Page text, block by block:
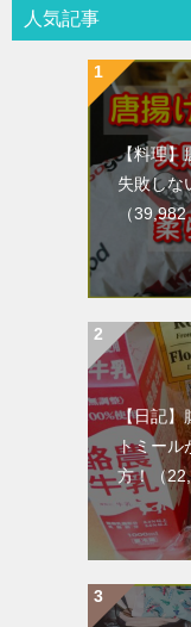
人気記事
【料理】
失敗しな
（39,982
【日記】
トミール
方！
（